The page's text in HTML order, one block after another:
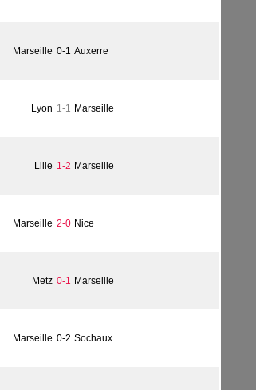
Marseille 0-1 Auxerre
Lyon 1-1 Marseille
Lille 1-2 Marseille
Marseille 2-0 Nice
Metz 0-1 Marseille
Marseille 0-2 Sochaux